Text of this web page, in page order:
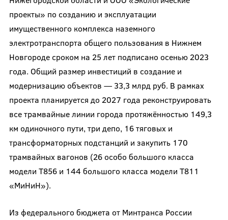
проекты» по созданию и эксплуатации
имущественного комплекса наземного
электротранспорта общего пользования в Нижнем
Новгороде сроком на 25 лет подписано осенью 2023
года. Общий размер инвестиций в создание и
модернизацию объектов — 33,3 млрд руб. В рамках
проекта планируется до 2027 года реконструировать
все трамвайные линии города протяжённостью 149,3
км одиночного пути, три депо, 16 тяговых и
трансформаторных подстанций и закупить 170
трамвайных вагонов (26 особо большого класса
модели Т856 и 144 большого класса модели Т811
«МиНиН»).
Из федерального бюджета от Минтранса России